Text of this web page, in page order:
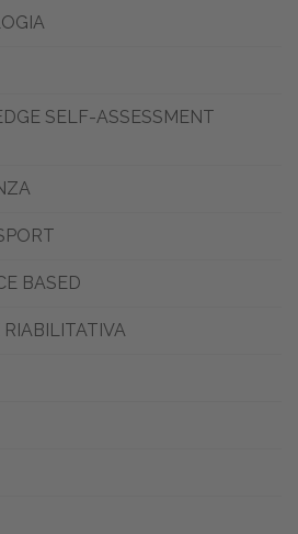
SELF-ASSESSMENT
BASED
RIABILITATIVA